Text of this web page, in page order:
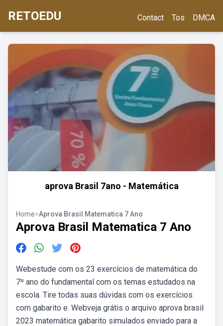
RETOEDU Contact Tos DMCA
aprova Brasil 7ano - Matemática
Home>Aprova Brasil Matematica 7 Ano
Aprova Brasil Matematica 7 Ano
Webestude com os 23 exercícios de matemática do
7º ano do fundamental com os temas estudados na
escola. Tire todas suas dúvidas com os exercícios
com gabarito e. Webveja grátis o arquivo aprova brasil
2023 matemática gabarito simulados enviado para a